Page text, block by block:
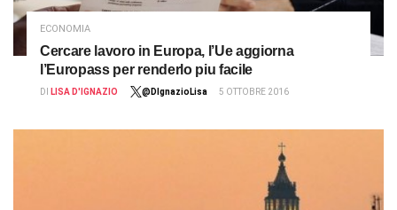
ECONOMIA
Cercare lavoro in Europa, l’Ue aggiorna
l’Europass per renderlo piu facile
DI LISA D'IGNAZIO @DIgnazioLisa 5 OTTOBRE 2016